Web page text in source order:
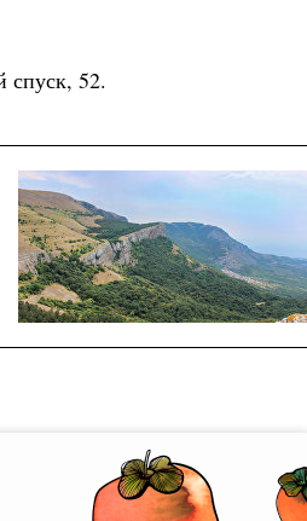
спуск, 52.